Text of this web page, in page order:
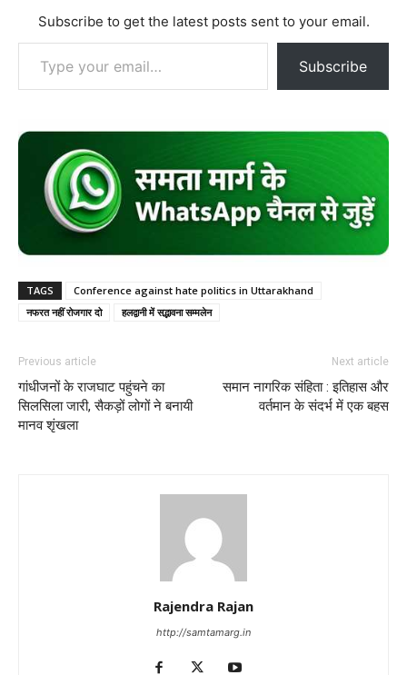
Subscribe to get the latest posts sent to your email.
Type your email…
Subscribe
TAGS
Conference against hate politics in Uttarakhand
नफरत नहीं रोजगार दो
हलद्वानी में सद्भावना सम्मलेन
Previous article
गांधीजनों के राजघाट पहुंचने का
सिलसिला जारी, सैकड़ों लोगों ने बनायी
मानव शृंखला
Next article
समान नागरिक संहिता : इतिहास और
वर्तमान के संदर्भ में एक बहस
Rajendra Rajan
http://samtamarg.in